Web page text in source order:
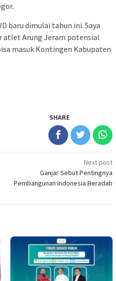
baru dimulai tahun ini. Saya
atlet Arung Jeram potensial
masuk Kontingen Kabupaten
SHARE
Next post
Ganjar Sebut Pentingnya
Pembangunan Indonesia Beradab